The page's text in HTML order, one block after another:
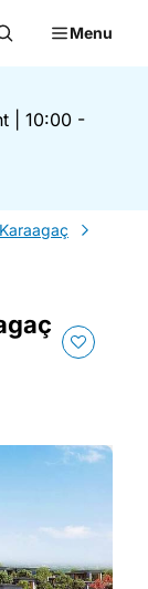
Menu
10:00 -
Karaagaç